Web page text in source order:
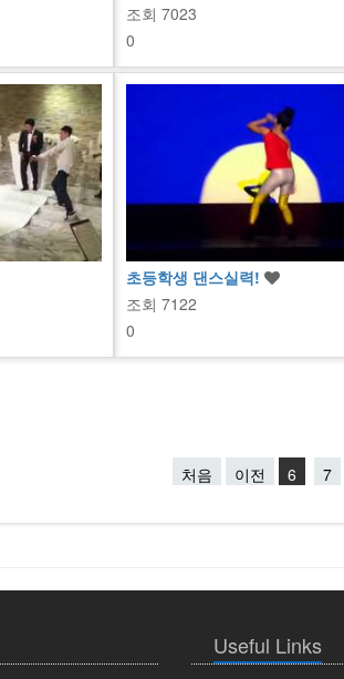
조회 7023
0
초등학생 댄스실력!
조회 7122
0
처음 이전 6 7
Useful Links